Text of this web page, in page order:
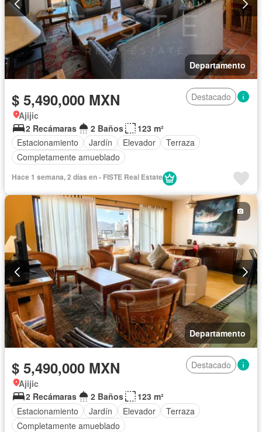
Departamento
$ 5,490,000 MXN
Destacado
Ajijic
2 Recámaras
2 Baños
123 m²
Estacionamiento
Jardín Elevador
Terraza
Completamente amueblado
Hace 1 semana, 2 días en - FISTE Real Estate
Departamento
$ 5,490,000 MXN
Destacado
Ajijic
2 Recámaras
2 Baños
123 m²
Estacionamiento
Jardín Elevador
Terraza
Completamente amueblado